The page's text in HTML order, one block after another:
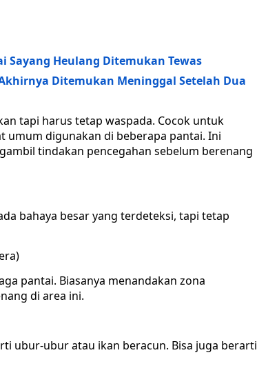
Sayang Heulang Ditemukan Tewas
Ditemukan Meninggal Setelah Dua
tapi harus tetap waspada. Cocok untuk
umum digunakan di beberapa pantai. Ini
tindakan pencegahan sebelum berenang
bahaya besar yang terdeteksi, tapi tetap
pantai. Biasanya menandakan zona
di area ini.
ubur-ubur atau ikan beracun. Bisa juga berarti